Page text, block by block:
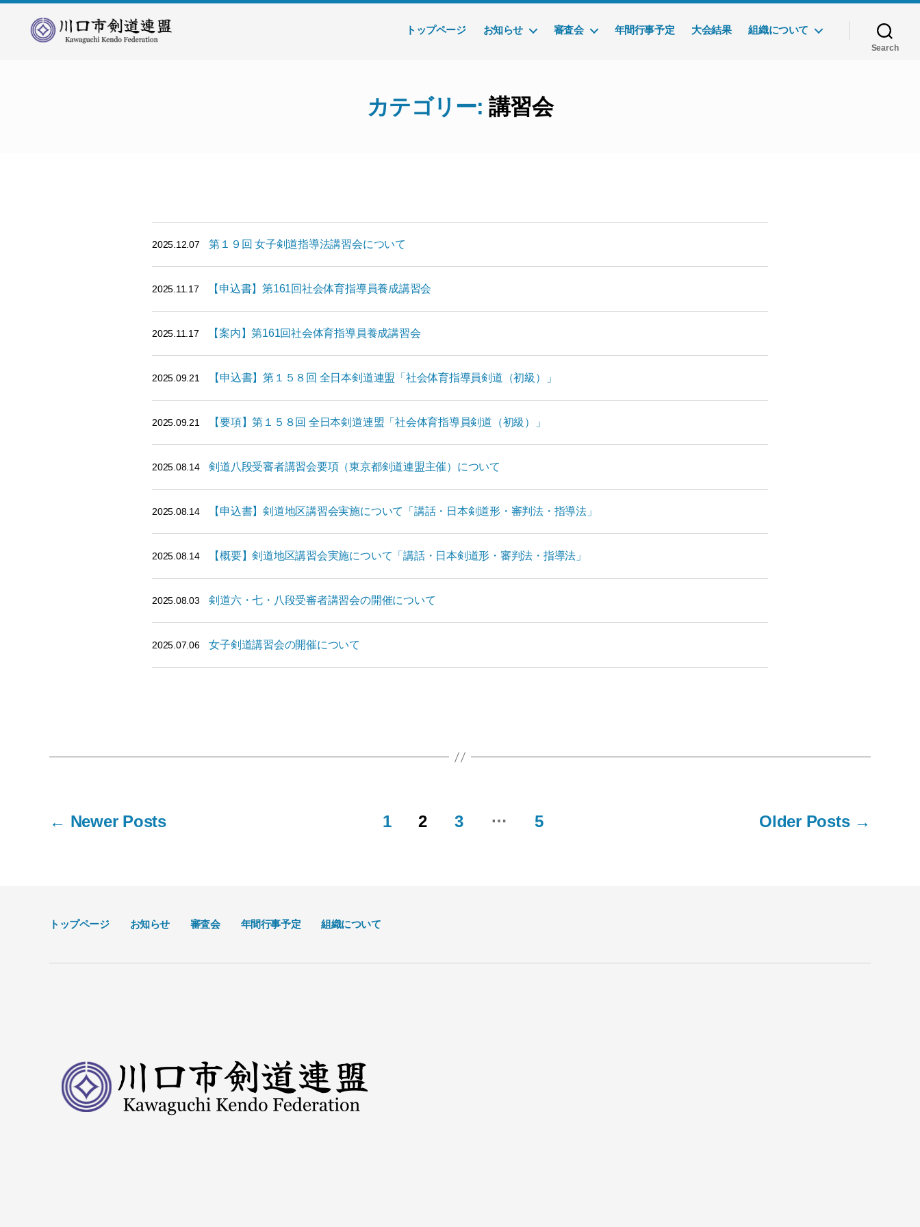
トップページ お知らせ 審査会 年間行事予定 大会結果 組織について
Search
カテゴリー: 講習会
2025.12.07 第１９回 女子剣道指導法講習会について
2025.11.17 【申込書】第161回社会体育指導員養成講習会
2025.11.17 【案内】第161回社会体育指導員養成講習会
2025.09.21 【申込書】第１５８回 全日本剣道連盟「社会体育指導員剣道（初級）」
2025.09.21 【要項】第１５８回 全日本剣道連盟「社会体育指導員剣道（初級）」
2025.08.14 剣道八段受審者講習会要項（東京都剣道連盟主催）について
2025.08.14 【申込書】剣道地区講習会実施について「講話・日本剣道形・審判法・指導法」
2025.08.14 【概要】剣道地区講習会実施について「講話・日本剣道形・審判法・指導法」
2025.08.03 剣道六・七・八段受審者講習会の開催について
2025.07.06 女子剣道講習会の開催について
投
ジ
← Newer Posts 1 2 3 … 5 Older Posts →
トップページ お知らせ 審査会 年間行事予定 組織について